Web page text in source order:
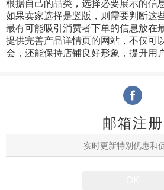
根据自己的品类，选择必要展示的信
如果卖家选择是竖版，则需要判断这
最有可能吸引消费者下单的信息放在
提供完善产品详情页的网站，不仅可
会，还能保持店铺良好形象，提升用
邮箱注册